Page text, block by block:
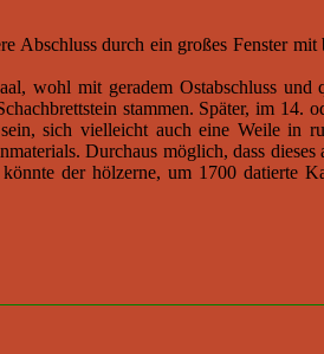
durch ein großes Fenster
wohl mit geradem Ostabschluss
stammen. Später, im 14.
sich vielleicht auch eine Weile in
Durchaus möglich, dass
der hölzerne, um 1700 datierte